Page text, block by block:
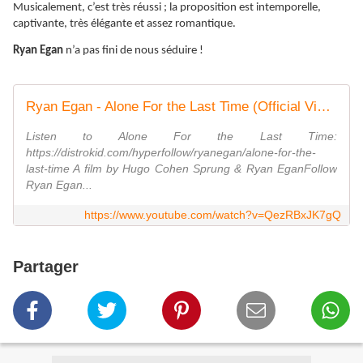
Musicalement, c’est très réussi ; la proposition est intemporelle,
captivante, très élégante et assez romantique.
Ryan Egan n’a pas fini de nous séduire !
Ryan Egan - Alone For the Last Time (Official Video)
Listen to Alone For the Last Time:
https://distrokid.com/hyperfollow/ryanegan/alone-for-the-
last-time A film by Hugo Cohen Sprung & Ryan EganFollow
Ryan Egan...
https://www.youtube.com/watch?v=QezRBxJK7gQ
Partager